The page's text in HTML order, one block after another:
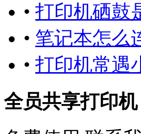
• 打印机硒鼓
• 笔记本怎么
• 打印机常遇
全员共享打印机